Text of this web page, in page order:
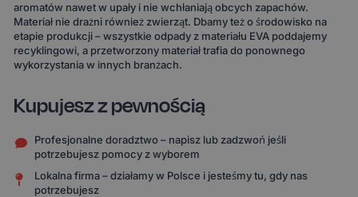
aromatów nawet w upały i nie wchłaniają obcych zapachów.
Materiał nie drażni również zwierząt. Dbamy też o środowisko na
etapie produkcji – wszystkie odpady z materiału EVA poddajemy
recyklingowi, a przetworzony materiał trafia do ponownego
wykorzystania w innych branżach.
Kupujesz z pewnością
Profesjonalne doradztwo – napisz lub zadzwoń jeśli
potrzebujesz pomocy z wyborem
Lokalna firma – działamy w Polsce i jesteśmy tu, gdy nas
potrzebujesz